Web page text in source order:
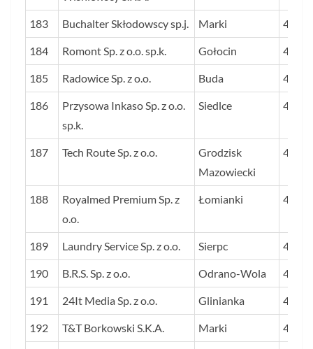
183 Buchalter Skłodowscy sp.j. Marki 45
184 Romont Sp. z o.o. sp.k. Gołocin 45
185 Radowice Sp. z o.o. Buda 45
186
Przysowa Inkaso Sp. z o.o.
sp.k.
Siedlce 45
187 Tech Route Sp. z o.o.
Grodzisk
Mazowiecki
45
188
Royalmed Premium Sp. z
o.o.
Łomianki 45
189 Laundry Service Sp. z o.o. Sierpc 44
190 B.R.S. Sp. z o.o. Odrano-Wola 44
191 24It Media Sp. z o.o. Glinianka 44
192 T&T Borkowski S.K.A. Marki 44